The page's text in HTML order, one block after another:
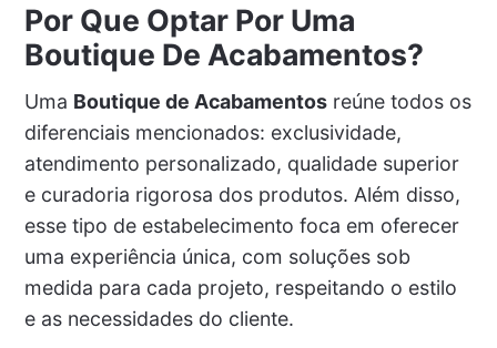
Por Que Optar Por Uma
Boutique De Acabamentos?
Uma Boutique de Acabamentosreúne todos os
diferenciais mencionados: exclusividade,
atendimento personalizado, qualidade superior
e curadoria rigorosa dos produtos. Além disso,
esse tipo de estabelecimento foca em oferecer
uma experiência única, com soluções sob
medida para cada projeto, respeitando o estilo
e as necessidades do cliente.